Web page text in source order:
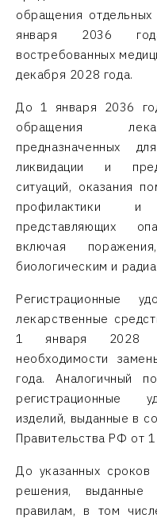
обращения
января 2036
востребованных
декабря 2028 года.
До 1 января 2036
обращения
предназначенных
ликвидации и
ситуаций, оказания
профилактики и
представляющих
включая
биологическим и
Регистрационные
лекарственные
1 января 2028
необходимости
года. Аналогичный
регистрационные
изделий, выданные в
Правительства РФ от
До указанных сроков
решения,
правилам, в том